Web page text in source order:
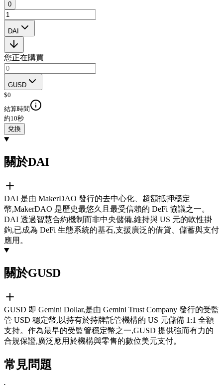
0
DAI
您正在購買
GUSD
$0
結算時間
約10秒
兌換
關於DAI
DAI 是由 MakerDAO 發行的去中心化、超額抵押穩定
幣,MakerDAO 是歷史最悠久且最受信賴的 DeFi 協議之一。
DAI 透過智慧合約機制而非中央儲備,維持與 US 元的軟性掛
鉤,已成為 DeFi 生態系統的基石,支援廣泛的借貸、儲蓄與支付
應用。
關於GUSD
GUSD 即 Gemini Dollar,是由 Gemini Trust Company 發行的受監
管 USD 穩定幣,以持有於持牌託管機構的 US 元儲備 1:1 全額
支持。作為最早的受監管穩定幣之一,GUSD 提供強而有力的
合規保證,廣泛應用於機構與零售的數位美元支付。
常見問題